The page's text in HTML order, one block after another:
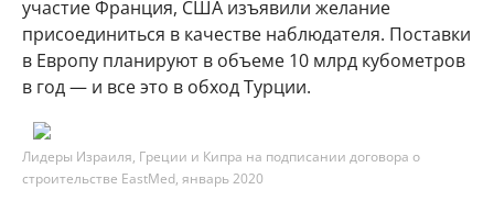
участие Франция, США изъявили желание
присоединиться в качестве наблюдателя. Поставки
в Европу планируют в объеме 10 млрд кубометров
в год — и все это в обход Турции.
Лидеры Израиля, Греции и Кипра на подписании договора о
строительстве EastMed, январь 2020